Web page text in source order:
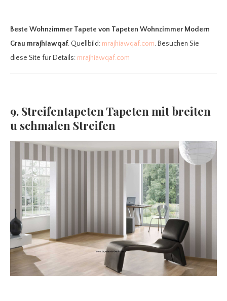
Beste Wohnzimmer Tapete von Tapeten Wohnzimmer Modern
Grau mrajhiawqaf. Quellbild: mrajhiawqaf.com. Besuchen Sie
diese Site für Details: mrajhiawqaf.com
9. Streifentapeten Tapeten mit breiten
u schmalen Streifen